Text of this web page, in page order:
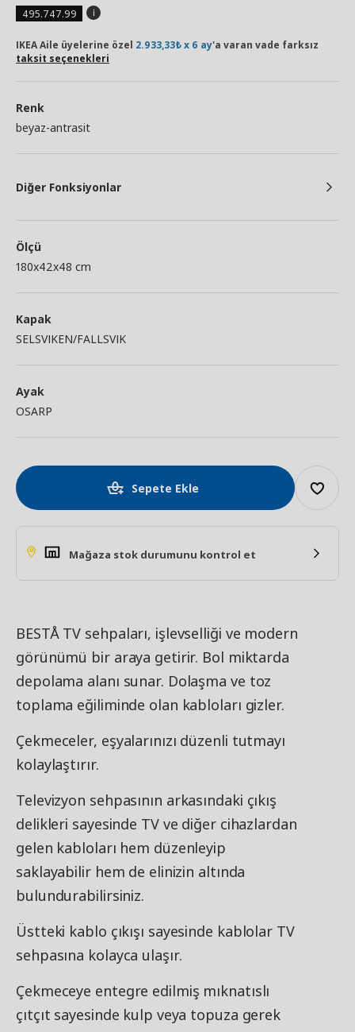
495.747.99
IKEA Aile üyelerine özel 2.933,33₺ x 6 ay'a varan vade farksız
taksit seçenekleri
Renk
beyaz-antrasit
Diğer Fonksiyonlar
Ölçü
180x42x48 cm
Kapak
SELSVIKEN/FALLSVIK
Ayak
OSARP
Sepete Ekle
Mağaza stok durumunu kontrol et
BESTÅ TV sehpaları, işlevselliği ve modern
görünümü bir araya getirir. Bol miktarda
depolama alanı sunar. Dolaşma ve toz
toplama eğiliminde olan kabloları gizler.
Çekmeceler, eşyalarınızı düzenli tutmayı
kolaylaştırır.
Televizyon sehpasının arkasındaki çıkış
delikleri sayesinde TV ve diğer cihazlardan
gelen kabloları hem düzenleyip
saklayabilir hem de elinizin altında
bulundurabilirsiniz.
Üstteki kablo çıkışı sayesinde kablolar TV
sehpasına kolayca ulaşır.
Çekmeceye entegre edilmiş mıknatıslı
çıtçıt sayesinde kulp veya topuza gerek